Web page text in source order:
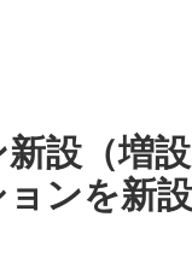
設（増
ンを新